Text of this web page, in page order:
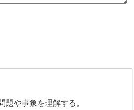
題や事象を理解する。